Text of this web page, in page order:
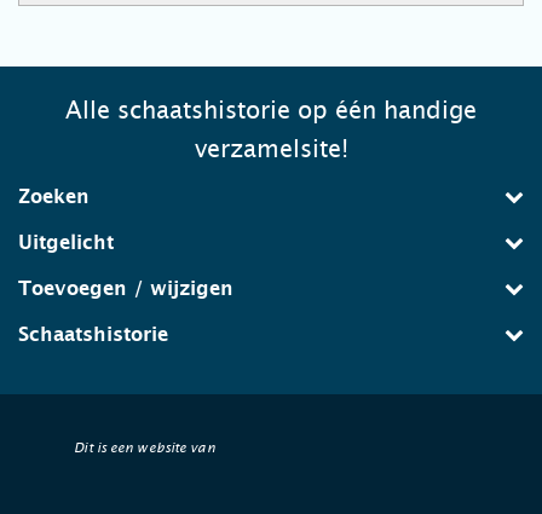
Alle schaatshistorie op één handige
verzamelsite!
Zoeken
Uitgelicht
Toevoegen / wijzigen
Schaatshistorie
Dit is een website van